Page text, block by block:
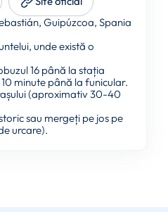
Guipúzcoa, Spania
unde există o
16 până la stația
minute până la funicular.
(aproximativ 30-40
sau mergeți pe jos pe
urcare).